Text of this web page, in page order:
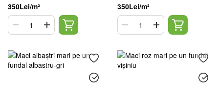
350Lei/m² 350Lei/m²